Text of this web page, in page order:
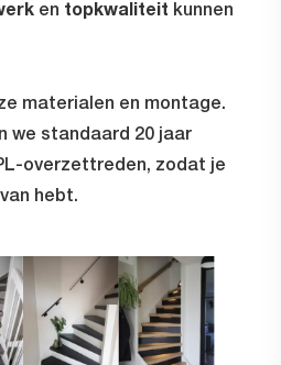
en topkwaliteit kunnen
materialen en montage.
we standaard 20 jaar
overzettreden, zodat je
hebt.